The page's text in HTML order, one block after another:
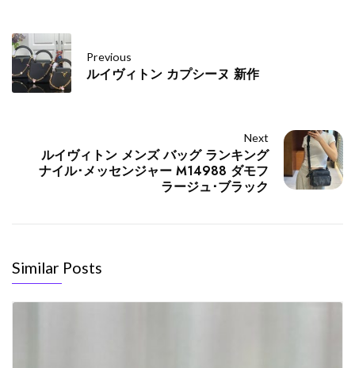
Previous
ルイヴィトン カプシーヌ 新作
Next
ルイヴィトン メンズ バッグ ランキング
ナイル･メッセンジャー M14988 ダモフ
ラージュ･ブラック
Similar Posts